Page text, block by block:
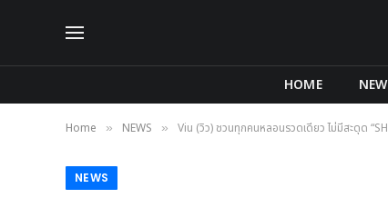
HOME
Home » NEWS » Viu (วิว) ชวนทุกคนหลอนรวดเดียว ไม่มีสะดุด
NEWS